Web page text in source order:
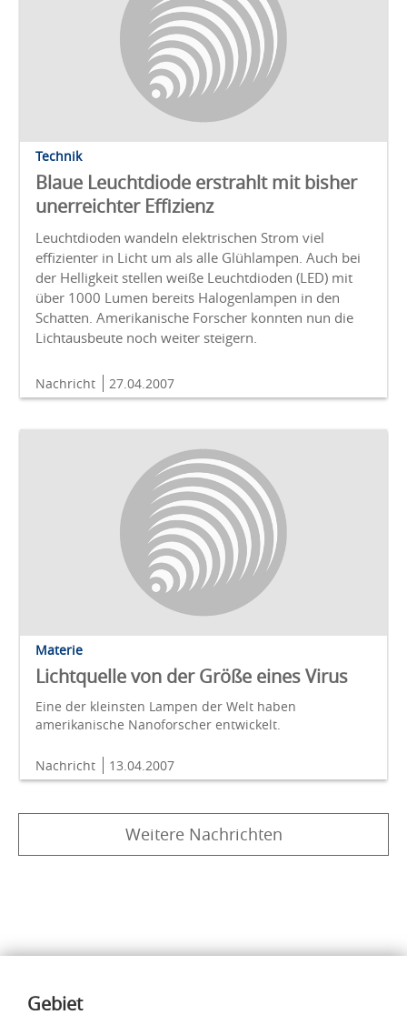
Technik
Blaue Leuchtdiode erstrahlt mit bisher
unerreichter Effizienz
Leuchtdioden wandeln elektrischen Strom viel
effizienter in Licht um als alle Glühlampen. Auch bei
der Helligkeit stellen weiße Leuchtdioden (LED) mit
über 1000 Lumen bereits Halogenlampen in den
Schatten. Amerikanische Forscher konnten nun die
Lichtausbeute noch weiter steigern.
Nachricht 27.04.2007
Materie
Lichtquelle von der Größe eines Virus
Eine der kleinsten Lampen der Welt haben
amerikanische Nanoforscher entwickelt.
Nachricht 13.04.2007
Weitere Nachrichten
Inhalte
Gebiet